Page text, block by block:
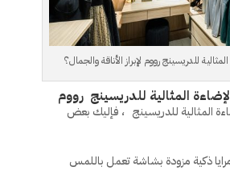
للدريسينج رووم لإبراز الأناقة والجمال؟
المثالية للدريسينج رووم
المثالية للدريسينج ، فإليك بعض
ذكية مزودة بشاشة تعمل باللمس